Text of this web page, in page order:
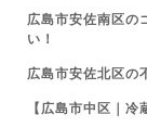
広島市安佐南区の
い！
広島市安佐北区の
【広島市中区｜冷